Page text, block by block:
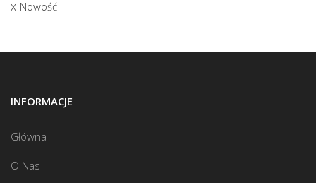
Nowość
INFORMACJE
Główna
O Nas